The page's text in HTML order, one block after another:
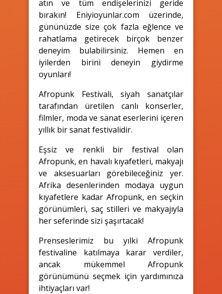
atın ve tüm endişelerinizi geride
bırakın! Eniyioyunlar.com üzerinde,
gününüzde size çok fazla eğlence ve
rahatlama getirecek birçok benzer
deneyim bulabilirsiniz. Hemen en
iyilerden birini deneyin giydirme
oyunları!
Afropunk Festivali, siyah sanatçılar
tarafından üretilen canlı konserler,
filmler, moda ve sanat eserlerini içeren
yıllık bir sanat festivalidir.
Eşsiz ve renkli bir festival olan
Afropunk, en havalı kıyafetleri, makyajı
ve aksesuarları görebileceğiniz yer.
Afrika desenlerinden modaya uygun
kıyafetlere kadar Afropunk, en seçkin
görünümleri, saç stilleri ve makyajıyla
her seferinde sizi şaşırtacak!
Prenseslerimiz bu yılki Afropunk
festivaline katılmaya karar verdiler,
ancak mükemmel Afropunk
görünümünü seçmek için yardımınıza
ihtiyaçları var!